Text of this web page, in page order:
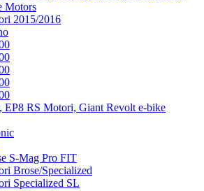
Motors
2015/2016
EP8 RS Motori, Giant Revolt e-bike
S-Mag Pro FIT
Brose/Specialized
Specialized SL